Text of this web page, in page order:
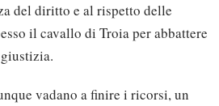
del diritto e al rispetto delle
il cavallo di Troia per abbattere
vadano a finire i ricorsi, un